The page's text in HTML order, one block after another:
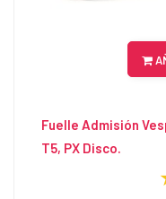
Fuelle Admisión
T5, PX Disco.